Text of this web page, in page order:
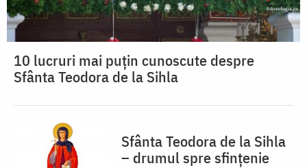
10 lucruri mai puțin cunoscute despre
Sfânta Teodora de la Sihla
Sfânta Teodora de la Sihla
– drumul spre sfințenie